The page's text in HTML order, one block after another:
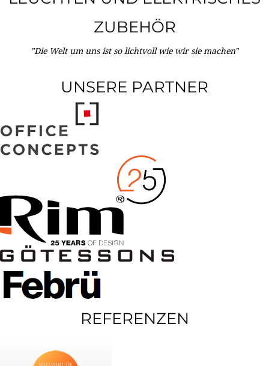
ZUBEHÖR
"Die Welt um uns ist so lichtvoll wie wir sie machen"
UNSERE PARTNER
REFERENZEN